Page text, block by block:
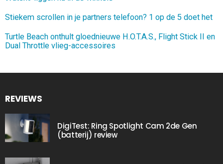
Stiekem scrollen in je partners telefoon? 1 op de 5 doet het
Turtle Beach onthult gloednieuwe H.O.T.A.S., Flight Stick II en
Dual Throttle vlieg-accessoires
REVIEWS
DigiTest: Ring Spotlight Cam 2de Gen
(batterij) review